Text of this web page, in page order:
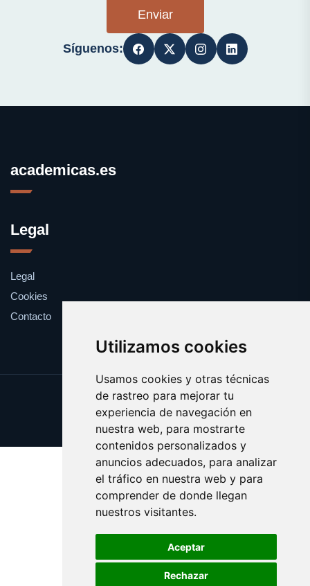
Utilizamos cookies
Usamos cookies y otras técnicas
de rastreo para mejorar tu
experiencia de navegación en
nuestra web, para mostrarte
contenidos personalizados y
anuncios adecuados, para analizar
el tráfico en nuestra web y para
comprender de donde llegan
nuestros visitantes.
Aceptar
Rechazar
Enviar
Síguenos:
academicas.es
Legal
Legal
Cookies
Contacto
Update cookies preferences
Copyright © 2025 academicas.es